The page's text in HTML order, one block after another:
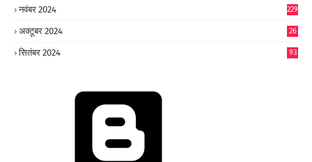
नवंबर 2024 229
अक्टूबर 2024
26
सितंबर 2024 93